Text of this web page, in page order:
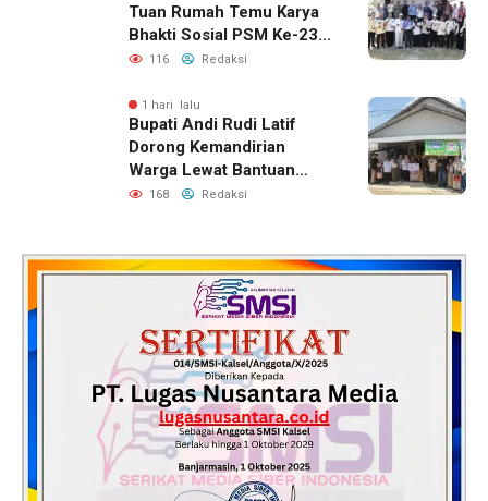
Tuan Rumah Temu Karya
Bhakti Sosial PSM Ke-23
Kalimantan Selatan
116 Redaksi
1 hari lalu
Bupati Andi Rudi Latif
Dorong Kemandirian
Warga Lewat Bantuan
Usaha Ekonomi Produktif
168 Redaksi